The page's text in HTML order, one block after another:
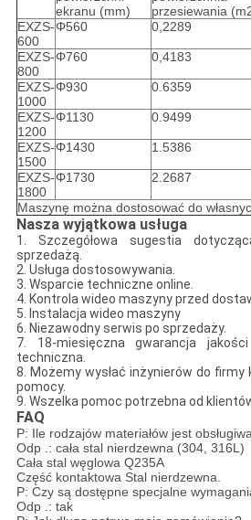
ekranu (mm)
przesiewania
EXZS-
600
Φ560 0,2289
EXZS-
800
Φ760 0,4183
EXZS-
1000
Φ930 0.6359
EXZS-
1200
Φ1130 0.9499
EXZS-
1500
Φ1430 1.5386
EXZS-
1800
Φ1730 2.2687
Maszynę można dostosować do
Nasza wyjątkowa usługa
1. Szczegółowa sugestia
sprzedażą.
2. Usługa dostosowywania.
3. Wsparcie techniczne online.
4. Kontrola wideo maszyny przed
5. Instalacja wideo maszyny
6. Niezawodny serwis po sprzedaży.
7. 18-miesięczna gwarancja
techniczna.
8. Możemy wysłać inżynierów do
pomocy.
9. Wszelka pomoc potrzebna od
FAQ
P: Ile rodzajów materiałów jest
Odp .: cała stal nierdzewna (304, 316L)
Cała stal węglowa Q235A
Część kontaktowa Stal nierdzewna.
P: Czy są dostępne specjalne
Odp .: tak